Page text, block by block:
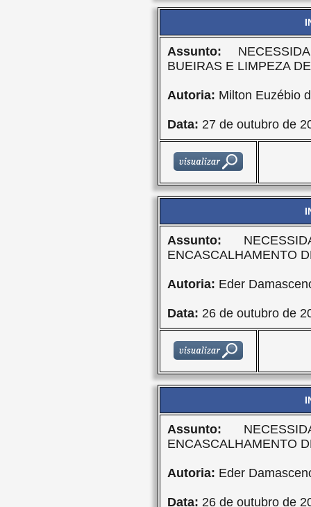
Assunto:
BUEIRAS E LIMPEZA
Autoria: Milton Euzébio
Data: 27 de outubro de
Assunto:
ENCASCALHAMENTO
Autoria: Eder
Data: 26 de outubro de
Assunto:
ENCASCALHAMENTO
Autoria: Eder
Data: 26 de outubro de